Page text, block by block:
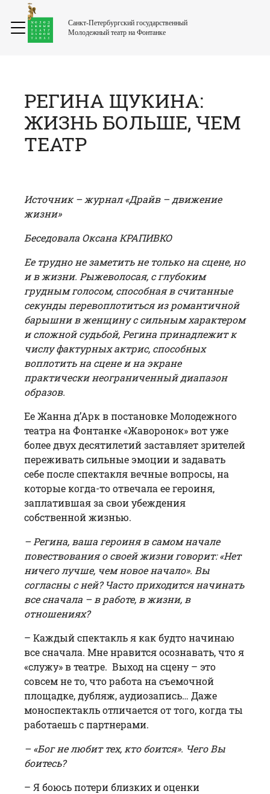
Санкт-Петербургский государственный
Молодежный театр на Фонтанке
РЕГИНА ЩУКИНА:
ЖИЗНЬ БОЛЬШЕ, ЧЕМ
ТЕАТР
Источник –журнал «Драйв – движение
жизни»
Беседовала Оксана КРАПИВКО
Ее трудно не заметить не только на сцене, но
и в жизни. Рыжеволосая, с глубоким
грудным голосом, способная в считанные
секунды перевоплотиться из романтичной
барышни в женщину с сильным характером
и сложной судьбой, Регина принадлежит к
числу фактурных актрис, способных
воплотить на сцене и на экране
практически неограниченный диапазон
образов.
Ее Жанна д’Арк в постановке Молодежного
театра на Фонтанке «Жаворонок» вот уже
более двух десятилетий заставляет зрителей
переживать сильные эмоции и задавать
себе после спектакля вечные вопросы, на
которые когда-то отвечала ее героиня,
заплатившая за свои убеждения
собственной жизнью.
– Регина, ваша героиня в самом начале
повествования о своей жизни говорит: «Нет
ничего лучше, чем новое начало». Вы
согласны с ней? Часто приходится начинать
все сначала – в работе, в жизни, в
отношениях?
– Каждый спектакль я как будто начинаю
все сначала. Мне нравится осознавать, что я
«служу» в театре. Выход на сцену – это
совсем не то, что работа на съемочной
площадке, дубляж, аудиозапись… Даже
моноспектакль отличается от того, когда ты
работаешь с партнерами.
– «Бог не любит тех, кто боится». Чего Вы
боитесь?
– Я боюсь потери близких и оценки